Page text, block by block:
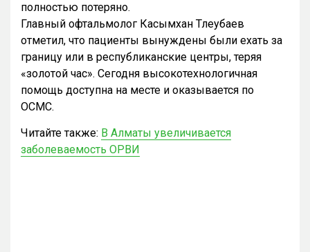
полностью потеряно.
Главный офтальмолог Касымхан Тлеубаев
отметил, что пациенты вынуждены были ехать за
границу или в республиканские центры, теряя
«золотой час». Сегодня высокотехнологичная
помощь доступна на месте и оказывается по
ОСМС.
Читайте также: В Алматы увеличивается
заболеваемость ОРВИ